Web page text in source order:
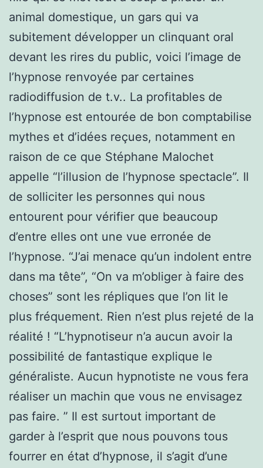
animal domestique, un gars qui va
subitement développer un clinquant oral
devant les rires du public, voici l’image de
l’hypnose renvoyée par certaines
radiodiffusion de t.v.. La profitables de
l’hypnose est entourée de bon comptabilise
mythes et d’idées reçues, notamment en
raison de ce que Stéphane Malochet
appelle “l’illusion de l’hypnose spectacle”. Il
de solliciter les personnes qui nous
entourent pour vérifier que beaucoup
d’entre elles ont une vue erronée de
l’hypnose. “J’ai menace qu’un indolent entre
dans ma tête”, “On va m’obliger à faire des
choses” sont les répliques que l’on lit le
plus fréquement. Rien n’est plus rejeté de la
réalité ! “L’hypnotiseur n’a aucun avoir la
possibilité de fantastique explique le
généraliste. Aucun hypnotiste ne vous fera
réaliser un machin que vous ne envisagez
pas faire. ” Il est surtout important de
garder à l’esprit que nous pouvons tous
fourrer en état d’hypnose, il s’agit d’une